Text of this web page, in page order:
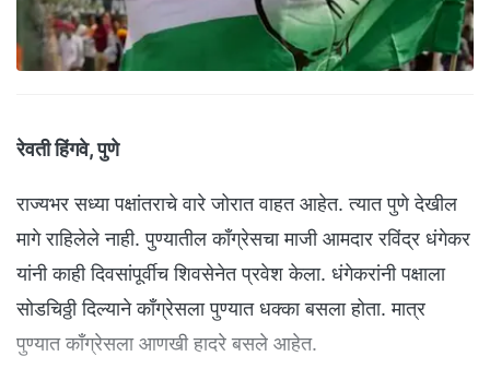
रेवती हिंगवे, पुणे
राज्यभर सध्या पक्षांतराचे वारे जोरात वाहत आहेत. त्यात पुणे देखील
मागे राहिलेले नाही. पुण्यातील काँग्रेसचा माजी आमदार रविंद्र धंगेकर
यांनी काही दिवसांपूर्वीच शिवसेनेत प्रवेश केला. धंगेकरांनी पक्षाला
सोडचिठ्ठी दिल्याने काँग्रेसला पुण्यात धक्का बसला होता. मात्र
पुण्यात काँग्रेसला आणखी हादरे बसले आहेत.